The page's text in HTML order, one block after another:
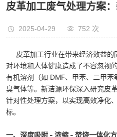
皮革加工废气处理方案
2025-04-29 752 次
皮革加工行业在带来经济效益的
对环境和人体健康造成了不容忽视
有机溶剂（如 DMF、甲苯、二甲
臭气体等。新洁源环保深入研究皮
针对性处理方案，以实现高效净化
标。
一、深度吸附 - 浓缩 - 焚烧一体化